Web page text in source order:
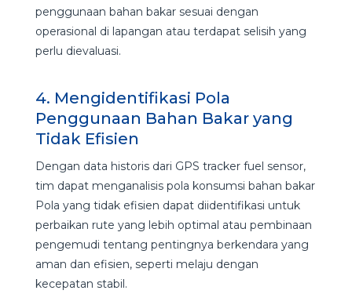
penggunaan bahan bakar sesuai dengan
operasional di lapangan atau terdapat selisih yang
perlu dievaluasi.
4. Mengidentifikasi Pola
Penggunaan Bahan Bakar yang
Tidak Efisien
Dengan data historis dari GPS tracker fuel sensor,
tim dapat menganalisis pola konsumsi bahan bakar
Pola yang tidak efisien dapat diidentifikasi untuk
perbaikan rute yang lebih optimal atau pembinaan
pengemudi tentang pentingnya berkendara yang
aman dan efisien, seperti melaju dengan
kecepatan stabil.